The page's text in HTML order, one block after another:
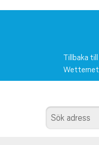
Tillbaka till
Wetternet